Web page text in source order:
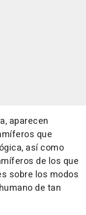
aparecen
que
así como
de los que
sobre los modos
de tan